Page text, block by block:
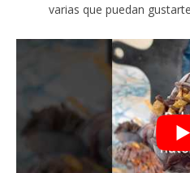
varias que puedan